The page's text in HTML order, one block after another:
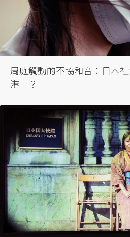
周庭觸動的不協和音：日本
港」？